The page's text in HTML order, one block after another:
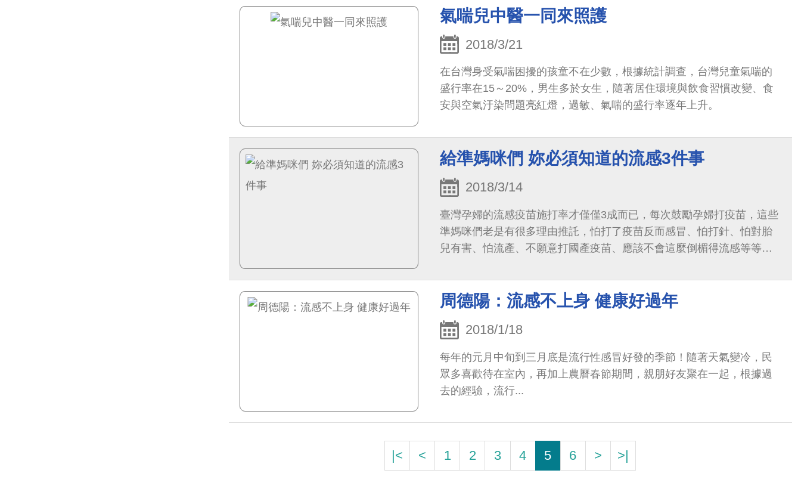
氣喘兒中醫一同來照護
2018/3/21
在台灣身受氣喘困擾的孩童不在少數，根據統計調查，台灣兒童氣喘的
盛行率在15～20%，男生多於女生，隨著居住環境與飲食習慣改變、食
安與空氣汙染問題亮紅燈，過敏、氣喘的盛行率逐年上升。
給準媽咪們 妳必須知道的流感3件事
2018/3/14
臺灣孕婦的流感疫苗施打率才僅僅3成而已，每次鼓勵孕婦打疫苗，這些
準媽咪們老是有很多理由推託，怕打了疫苗反而感冒、怕打針、怕對胎
兒有害、怕流產、不願意打國產疫苗、應該不會這麼倒楣得流感等等，
周德陽：流感不上身 健康好過年
2018/1/18
每年的元月中旬到三月底是流行性感冒好發的季節！隨著天氣變冷，民
眾多喜歡待在室內，再加上農曆春節期間，親朋好友聚在一起，根據過
去的經驗，流行...
|< < 1 2 3 4 5 6 > >|